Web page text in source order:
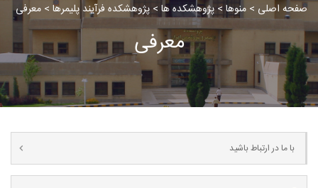
معرفی
صفحه اصلی > منوها > پژوهشکده ها > پژوهشکده فرآیند پلیمرها > معرفی
با ما در ارتباط باشید